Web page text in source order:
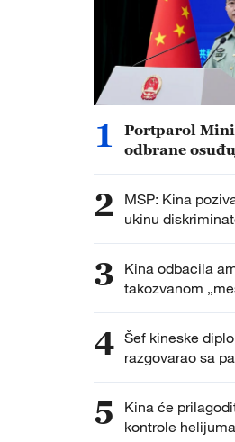
1
Portparol
odbrane
2
MSP: Kina
ukinu
protiv kineskih
3
Kina odbacila
takozvanom
4 Šef kineske
razgovarao sa
ministrom
5
Kina će
kontrole